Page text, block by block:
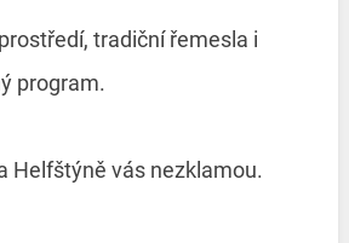
tradiční řemesla i
program.
Helfštýně vás nezklamou.